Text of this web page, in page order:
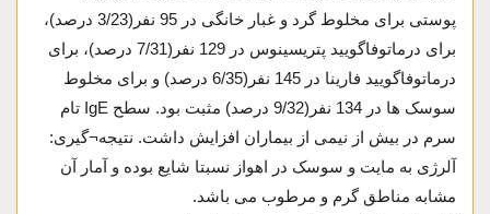
پوستی برای مخلوط گرد و غبار خانگی در 95 نفر(3/23 درصد)،
برای درماتوفاگویید پتریسینوس در 129 نفر(7/31 درصد)، برای
درماتوفاگویید فارینا در 145 نفر(6/35 درصد) و برای مخلوط
سوسک ها در 134 نفر(9/32 درصد) مثبت بود. سطح IgE تام
سرم در بیش از نیمی از بیماران افزایش داشت. نتیجه¬گیری:
آلرژی به مایت و سوسک در اهواز نسبتا شایع بوده و آمار آن
مشابه مناطق گرم و مرطوب می باشد.